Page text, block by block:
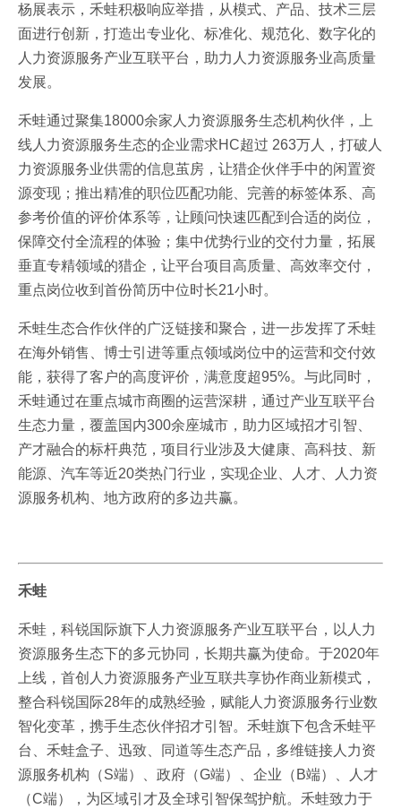
杨展表示，禾蛙积极响应举措，从模式、产品、技术三层
面进行创新，打造出专业化、标准化、规范化、数字化的
人力资源服务产业互联平台，助力人力资源服务业高质量
发展。
禾蛙通过聚集18000余家人力资源服务生态机构伙伴，上
线人力资源服务生态的企业需求HC超过 263万人，打破人
力资源服务业供需的信息茧房，让猎企伙伴手中的闲置资
源变现；推出精准的职位匹配功能、完善的标签体系、高
参考价值的评价体系等，让顾问快速匹配到合适的岗位，
保障交付全流程的体验；集中优势行业的交付力量，拓展
垂直专精领域的猎企，让平台项目高质量、高效率交付，
重点岗位收到首份简历中位时长21小时。
禾蛙生态合作伙伴的广泛链接和聚合，进一步发挥了禾蛙
在海外销售、博士引进等重点领域岗位中的运营和交付效
能，获得了客户的高度评价，满意度超95%。与此同时，
禾蛙通过在重点城市商圈的运营深耕，通过产业互联平台
生态力量，覆盖国内300余座城市，助力区域招才引智、
产才融合的标杆典范，项目行业涉及大健康、高科技、新
能源、汽车等近20类热门行业，实现企业、人才、人力资
源服务机构、地方政府的多边共赢。
禾蛙
禾蛙，科锐国际旗下人力资源服务产业互联平台，以人力
资源服务生态下的多元协同，长期共赢为使命。于2020年
上线，首创人力资源服务产业互联共享协作商业新模式，
整合科锐国际28年的成熟经验，赋能人力资源服务行业数
智化变革，携手生态伙伴招才引智。禾蛙旗下包含禾蛙平
台、禾蛙盒子、迅致、同道等生态产品，多维链接人力资
源服务机构（S端）、政府（G端）、企业（B端）、人才
（C端），为区域引才及全球引智保驾护航。禾蛙致力于